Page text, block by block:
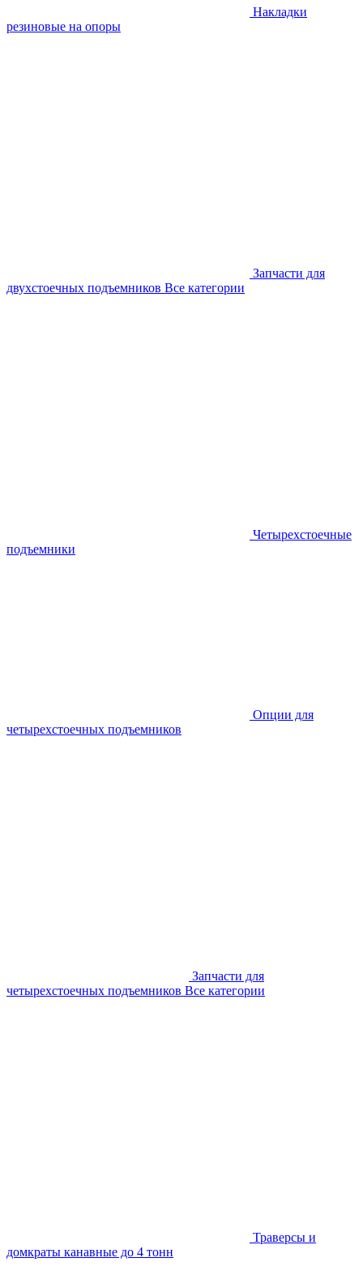
Накладки
резиновые на опоры
Запчасти для
двухстоечных подъемников Все категории
Четырехстоечные
подъемники
Опции для
четырехстоечных подъемников
Запчасти для
четырехстоечных подъемников Все категории
Траверсы и
домкраты канавные до 4 тонн